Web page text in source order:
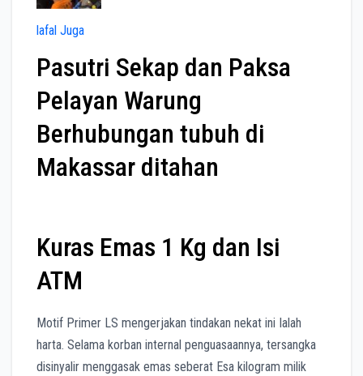
lafal Juga
Pasutri Sekap dan Paksa
Pelayan Warung
Berhubungan tubuh di
Makassar ditahan
Kuras Emas 1 Kg dan Isi
ATM
Motif Primer LS mengerjakan tindakan nekat ini Ialah
harta. Selama korban internal penguasaannya, tersangka
disinyalir menggasak emas seberat Esa kilogram milik